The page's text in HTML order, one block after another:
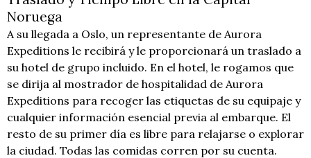
Noruega
A su llegada a Oslo, un representante de Aurora
Expeditions le recibirá y le proporcionará un traslado a
su hotel de grupo incluido. En el hotel, le rogamos que
se dirija al mostrador de hospitalidad de Aurora
Expeditions para recoger las etiquetas de su equipaje y
cualquier información esencial previa al embarque. El
resto de su primer día es libre para relajarse o explorar
la ciudad. Todas las comidas corren por su cuenta.